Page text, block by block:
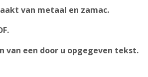
van metaal en zamac.
van een door u opgegeven tekst.